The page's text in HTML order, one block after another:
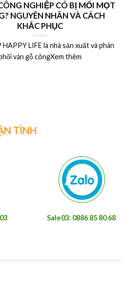
NGHIỆP CÓ BỊ MỐI MỌT
NGUYÊN NHÂN VÀ CÁCH
KHẮC PHỤC
LIFE là nhà sản xuất và phân
ván gỗ côngXem thêm
TÌNH
Sale03: 0886 85 80 68